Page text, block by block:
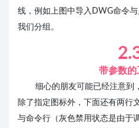
线，例如上图中导入DWG命令
我们分组。
带参数的
细心的朋友可能已经注意到
除了指定图标外，下面还有两行
与命令行（灰色禁用状态是由于